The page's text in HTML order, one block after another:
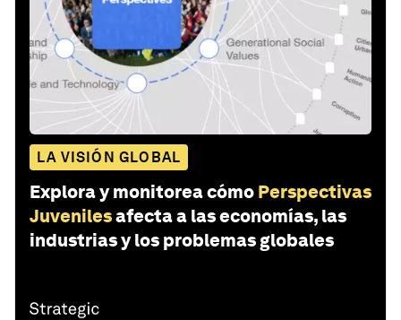
LA VISIÓN GLOBAL
Explora y monitorea cómo Perspectivas
Juvenilesafecta a las economías, las
industrias y los problemas globales